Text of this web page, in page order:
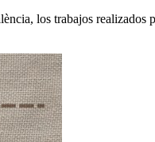
los trabajos